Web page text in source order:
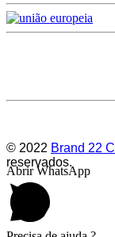
© 2022 Brand 22
reservados.
Abrir WhatsApp